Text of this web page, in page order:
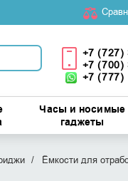
+7 (727)
+7 (700)
+7 (777)
Часы и носимые
гаджеты
Ёмкости для